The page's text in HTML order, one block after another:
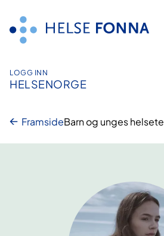
innhald
LOGG INN
HELSENORGE
FramsideBarn og unges